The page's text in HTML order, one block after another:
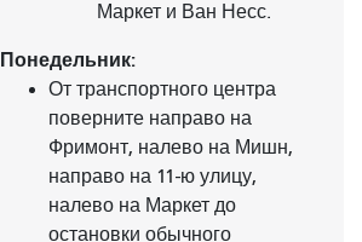
Маркет и Ван Несс.
Понедельник:
От транспортного центра
поверните направо на
Фримонт, налево на Мишн,
направо на 11-ю улицу,
налево на Маркет до
остановки обычного